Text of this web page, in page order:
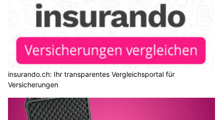
insurando.ch: Ihr transparentes Vergleichsportal für
Versicherungen